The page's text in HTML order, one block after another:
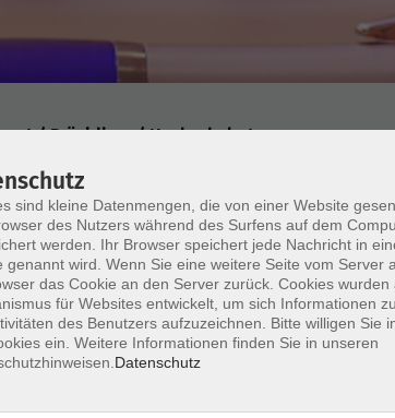
/ Präsidium / Hochschulrat
der Universitäten/HAW
und Hochschulen für angewandte
sind kleine Datenmengen, die von einer Website
des Nutzers während des Surfens auf dem
werden. Ihr Browser speichert jede Nachricht in
genannt wird. Wenn Sie eine weitere Seite vom Server
das Cookie an den Server zurück. Cookies
für Websites entwickelt, um sich Informationen
des Benutzers aufzuzeichnen. Bitte willigen Sie
ein. Weitere Informationen finden Sie in unseren
Datenschutz